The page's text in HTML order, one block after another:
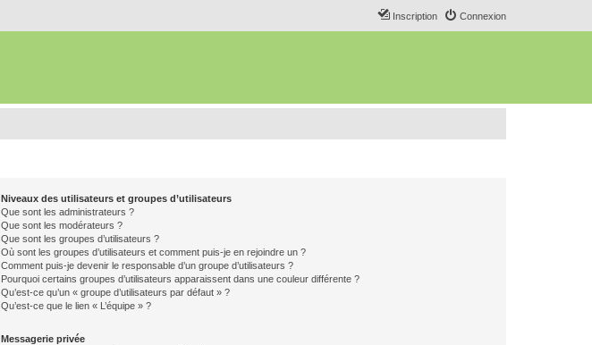
Connexion
Inscription
Niveaux des utilisateurs et groupes d’utilisateurs
Que sont les administrateurs ?
Que sont les modérateurs ?
Que sont les groupes d’utilisateurs ?
Où sont les groupes d’utilisateurs et comment puis-je en rejoindre un ?
Comment puis-je devenir le responsable d’un groupe d’utilisateurs ?
Pourquoi certains groupes d’utilisateurs apparaissent dans une couleur différente ?
Qu’est-ce qu’un « groupe d’utilisateurs par défaut » ?
Qu’est-ce que le lien « L’équipe » ?
Messagerie privée